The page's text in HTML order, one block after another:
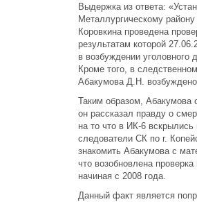
Выдержка из ответа:
Металлургическому
Коровкина проведена
результатам которой
в возбуждении уголовного
Кроме того, в
Абакумова Д.Н.
Таким образом, Абакумова
он рассказал правду о
на то что в ИК-6
следователи СК по г.
знакомить Абакумова с
что возобновлена
начиная с 2008 года.
Данный факт является